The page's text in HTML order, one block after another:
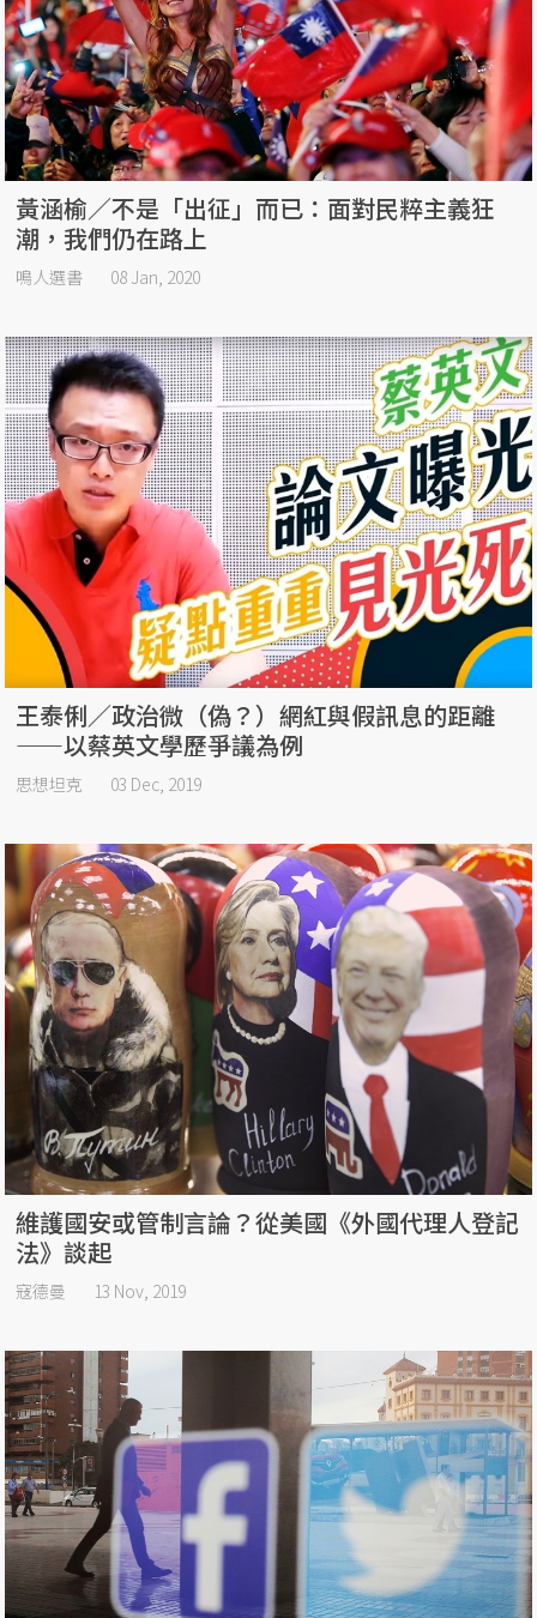
黃涵榆／不是「出征」而已：面對民粹主義狂
潮，我們仍在路上
鳴人選書 08 Jan, 2020
王泰俐／政治微（偽？）網紅與假訊息的距離
——以蔡英文學歷爭議為例
思想坦克 03 Dec, 2019
維護國安或管制言論？從美國《外國代理人登記
法》談起
寇德曼 13 Nov, 2019